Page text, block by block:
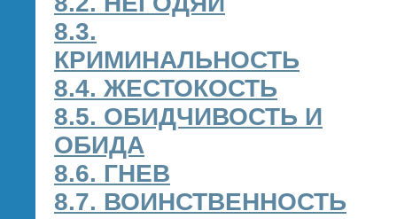
8.3.
КРИМИНАЛЬНОСТЬ
8.4. ЖЕСТОКОСТЬ
8.5. ОБИДЧИВОСТЬ И
ОБИДА
8.6. ГНЕВ
8.7. ВОИНСТВЕННОСТЬ